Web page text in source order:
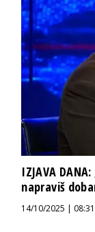
IZJAVA
napraviš
14/10/2025 | 08:31